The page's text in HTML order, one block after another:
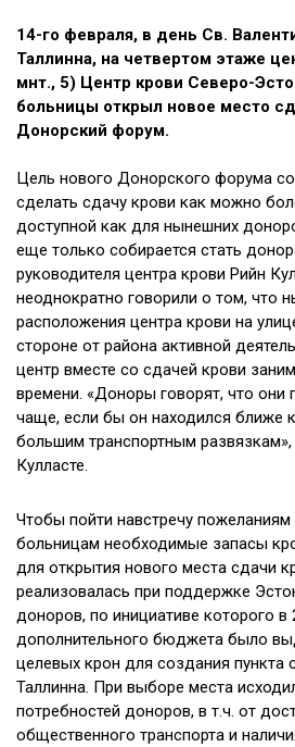
Вакансии
Приходите на экскурсию!
Полезные ссылки
14-го февраля, в день Св.
Таллинна, на четвертом этаже
мнт., 5) Центр крови Северо-
больницы открыл новое место
Донорский форум.
Цель нового Донорского форума
сделать сдачу крови как можно
доступной как для нынешних
еще только собирается стать
руководителя центра крови Рийн
неоднократно говорили о том, что
расположения центра крови на
стороне от района активной
центр вместе со сдачей крови
времени. «Доноры говорят, что
чаще, если бы он находился ближе
большим транспортным
Кулласте.
Чтобы пойти навстречу
больницам необходимые запасы
для открытия нового места сдачи
реализовалась при поддержке
доноров, по инициативе которого в
дополнительного бюджета было
целевых крон для создания пункта
Таллинна. При выборе места
потребностей доноров, в т.ч. от
общественного транспорта и